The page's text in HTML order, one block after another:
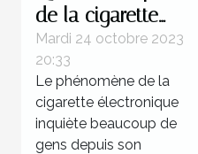
de la cigarette
électronique sur
la santé ?
Mardi 24 octobre 2023
20:33
Le phénomène de la
cigarette électronique
inquiète beaucoup de
gens depuis son